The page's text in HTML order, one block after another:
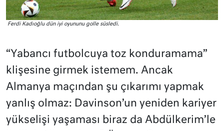
Ferdi Kadıoğlu dün iyi oyununu golle süsledi.
“Yabancı futbolcuya toz konduramama”
klişesine girmek istemem. Ancak
Almanya maçından şu çıkarımı yapmak
yanlış olmaz: Davinson’un yeniden kariyer
yükselişi yaşaması biraz da Abdülkerim’le